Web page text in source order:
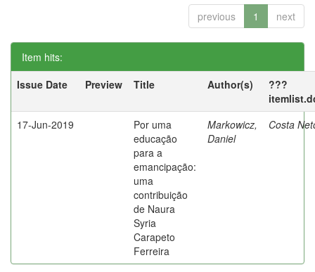
previous 1 next
Item hits:
Issue Date
Preview Title Author(s)
???
17-Jun-2019
Por uma
educação
para a
emancipação:
uma
contribuição
de Naura
Syria
Carapeto
Ferreira
Markowicz,
Daniel
Costa